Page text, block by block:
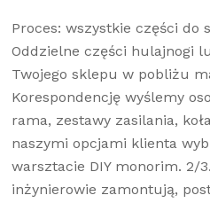
Proces: wszystkie części do
Oddzielne części hulajnogi
Twojego sklepu w pobliżu
Korespondencję wyślemy
rama, zestawy zasilania,
naszymi opcjami klienta
warsztacie DIY monorim. 2/
inżynierowie zamontują,